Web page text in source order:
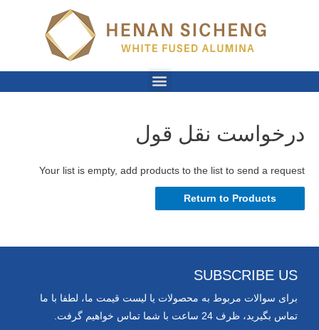
درخواست نقل قول
Your list is empty, add products to the list to send a request
Return to Products
SUBSCRIBE US
برای سوالات مربوط به محصولات یا لیست قیمت ما، لطفا با ما
تماس بگیرید، ظرف 24 ساعت با شما تماس خواهیم گرفت.